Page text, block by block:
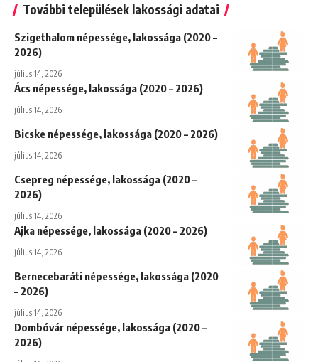
További települések lakossági adatai
Szigethalom népessége, lakossága (2020 –
2026)
július 14, 2026
Ács népessége, lakossága (2020 – 2026)
július 14, 2026
Bicske népessége, lakossága (2020 – 2026)
július 14, 2026
Csepreg népessége, lakossága (2020 –
2026)
július 14, 2026
Ajka népessége, lakossága (2020 – 2026)
július 14, 2026
Bernecebaráti népessége, lakossága (2020
– 2026)
július 14, 2026
Dombóvár népessége, lakossága (2020 –
2026)